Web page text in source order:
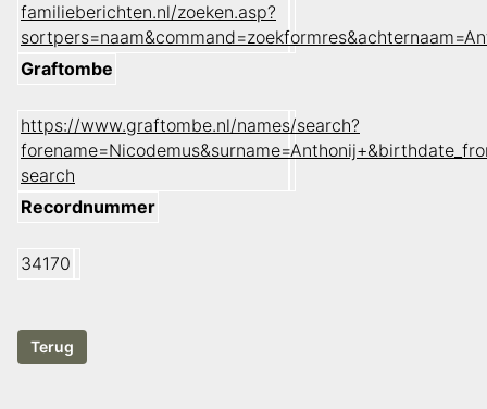
familieberichten.nl/zoeken.asp?
Graftombe
https://www.graftombe.nl/names/search?
search
Recordnummer
34170